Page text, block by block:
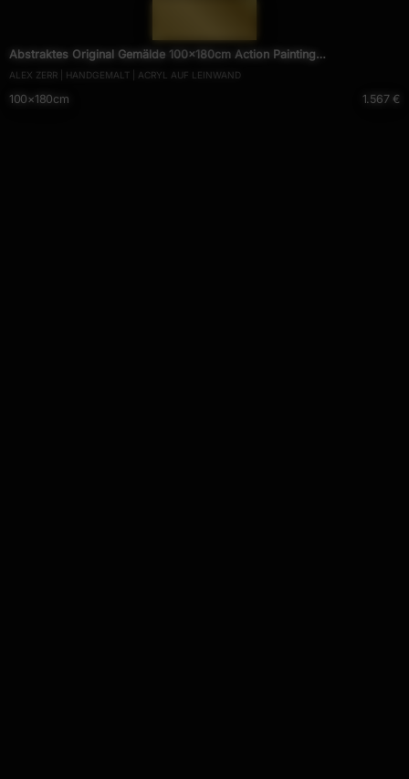
Abstraktes Original Gemälde 100x180cm Action Painting
zeitgenössisch auf Leinwand Fluid Painting weiß bunt grün hochwertig
ALEX ZERR | HANDGEMALT | ACRYL AUF LEINWAND
100×180cm 1.567 €